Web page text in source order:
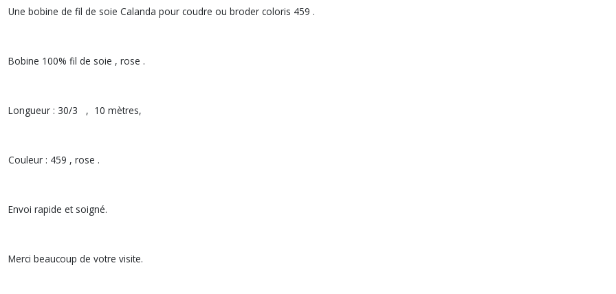
Une bobine de fil de soie Calanda pour coudre ou broder coloris 459 .
Bobine 100% fil de soie , rose .
Longueur : 30/3 , 10 mètres,
Couleur : 459 , rose .
Envoi rapide et soigné.
Merci beaucoup de votre visite.